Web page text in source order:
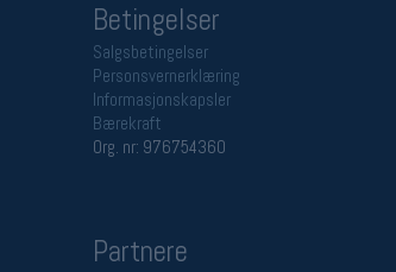
Betingelser
Salgsbetingelser
Personsvernerklæring
Informasjonskapsler
Bærekraft
Org. nr: 976754360
Partnere